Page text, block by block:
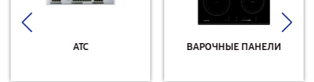
АТС ВАРОЧНЫЕ ПАНЕЛИ